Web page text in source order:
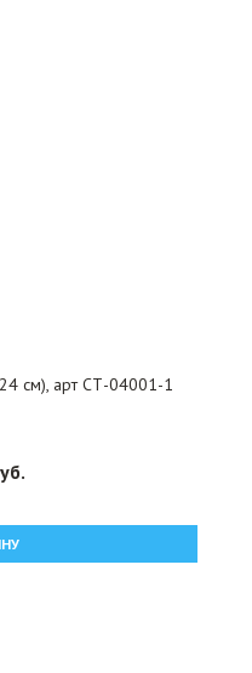
см), арт СТ-04001-1